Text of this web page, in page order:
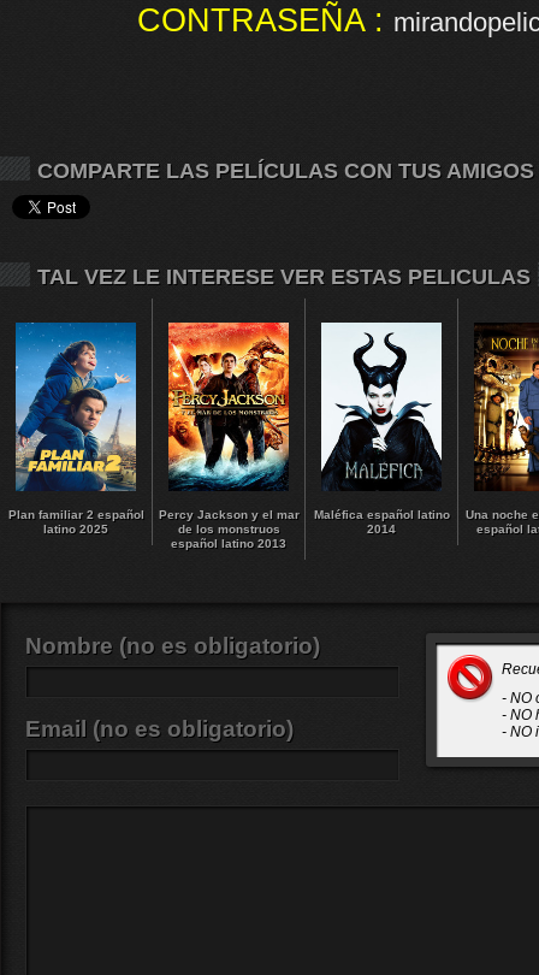
CONTRASEÑA :
COMPARTE LAS PELÍCULAS CON TUS AMIGOS
TAL VEZ LE INTERESE VER ESTAS PELICULAS
Plan familiar 2 español
latino 2025
Percy Jackson y el mar
de los monstruos
español latino 2013
Maléfica español latino
2014
Una noche
español
- NO
- NO
- NO
Nombre (no es obligatorio)
Email (no es obligatorio)